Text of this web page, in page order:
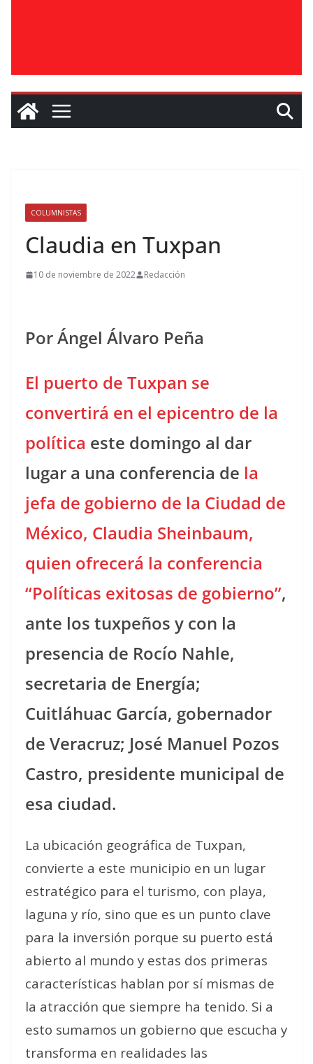
COLUMNISTAS
Claudia en Tuxpan
10 de noviembre de 2022 Redacción
Por Ángel Álvaro Peña
El puerto de Tuxpan se
convertirá en el epicentro de la
política este domingo al dar
lugar a una conferencia de la
jefa de gobierno de la Ciudad de
México, Claudia Sheinbaum,
quien ofrecerá la conferencia
“Políticas exitosas de gobierno”,
ante los tuxpeños y con la
presencia de Rocío Nahle,
secretaria de Energía;
Cuitláhuac García, gobernador
de Veracruz; José Manuel Pozos
Castro, presidente municipal de
esa ciudad.
La ubicación geográfica de Tuxpan,
convierte a este municipio en un lugar
estratégico para el turismo, con playa,
laguna y río, sino que es un punto clave
para la inversión porque su puerto está
abierto al mundo y estas dos primeras
características hablan por sí mismas de
la atracción que siempre ha tenido. Si a
esto sumamos un gobierno que escucha y
transforma en realidades las